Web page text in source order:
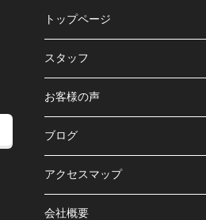
トップページ
スタッフ
お客様の声
ブログ
アクセスマップ
会社概要